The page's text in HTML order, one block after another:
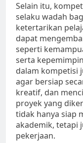
Selain itu,
selaku wadah
ketertarikan
dapat
seperti
serta
dalam kompetisi
agar bersiap
kreatif, dan
proyek yang
tidak hanya siap
akademik, tetapi
pekerjaan.